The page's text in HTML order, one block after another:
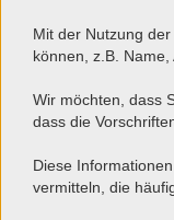
Mit der Nutzung
können, z.B. Name,
Wir möchten, dass
dass die
Diese
vermitteln, die